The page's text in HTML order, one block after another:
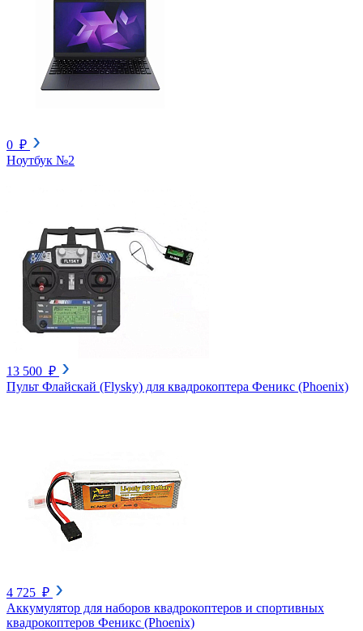
0 ₽
Ноутбук №2
13 500 ₽
Пульт Флайскай (Flysky) для квадрокоптера Феникс (Phoenix)
4 725 ₽
Аккумулятор для наборов квадрокоптеров и спортивных
квадрокоптеров Феникс (Phoenix)